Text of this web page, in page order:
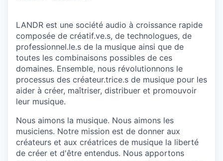
LANDR est une société audio à croissance rapide
composée de créatif.ve.s, de technologues, de
professionnel.le.s de la musique ainsi que de
toutes les combinaisons possibles de ces
domaines. Ensemble, nous révolutionnons le
processus des créateur.trice.s de musique pour les
aider à créer, maîtriser, distribuer et promouvoir
leur musique.
Nous aimons la musique. Nous aimons les
musiciens. Notre mission est de donner aux
créateurs et aux créatrices de musique la liberté
de créer et d'être entendus. Nous apportons